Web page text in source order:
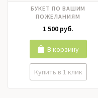
Лилии, Матрикария,
Нарцисс, Нобилис,
Орхидея, Пионовидные
розы, Пионы, Подсолнух,
Ранункулюс, Роза кустовая,
Розы российские, Розы
эквадор, Тюльпаны,
Фрезия, Хризантема,
БУКЕТ ПО ВАШИМ
ПОЖЕЛАНИЯМ
1 500 руб.
Купить в 1 клик
В корзину